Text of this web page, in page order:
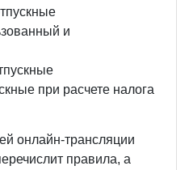
и
при расчете налога
онлайн-трансляции
правила, а